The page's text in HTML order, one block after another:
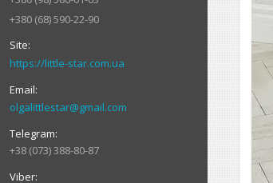
+380 (68) 590-22-90
https://little-star.com.ua
olgalittlestar@gmail.com
+38 (073) 388-80-87